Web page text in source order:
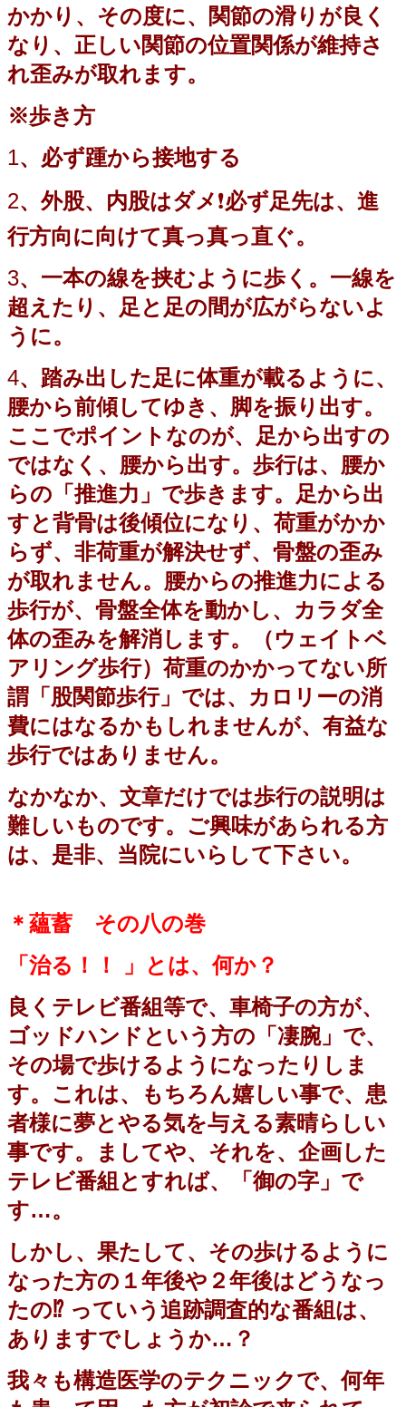
かかり、その度に、関節の滑りが良く
なり、正しい関節の位置関係が維持さ
れ歪みが取れます。
※歩き方
1、必ず踵から接地する
2、外股、内股はダメ❗️必ず足先は、進
行方向に向けて真っ真っ直ぐ。
3、一本の線を挟むように歩く。一線を
超えたり、足と足の間が広がらないよ
うに。
4、踏み出した足に体重が載るように、
腰から前傾してゆき、脚を振り出す。
ここでポイントなのが、足から出すの
ではなく、腰から出す。歩行は、腰か
らの「推進力」で歩きます。足から出
すと背骨は後傾位になり、荷重がかか
らず、非荷重が解決せず、骨盤の歪み
が取れません。腰からの推進力による
歩行が、骨盤全体を動かし、カラダ全
体の歪みを解消します。（ウェイトベ
アリング歩行）荷重のかかってない所
謂「股関節歩行」では、カロリーの消
費にはなるかもしれませんが、有益な
歩行ではありません。
なかなか、文章だけでは歩行の説明は
難しいものです。ご興味があられる方
は、是非、当院にいらして下さい。
＊蘊蓄 その八の巻
「治る！！
」とは、何か？
良くテレビ番組等で、車椅子の方が、
ゴッドハンドという方の「凄腕」で、
その場で歩けるようになったりしま
す。これは、もちろん嬉しい事で、患
者様に夢とやる気を与える素晴らしい
事です。ましてや、それを、企画した
テレビ番組とすれば、「御の字」で
す…。
しかし、果たして、その歩けるように
なった方の１年後や２年後はどうなっ
たの⁉️ っていう追跡調査的な番組は、
ありますでしょうか… ？
我々も構造医学のテクニックで、何年